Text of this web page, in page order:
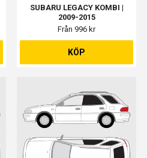
SUBARU LEGACY KOMBI |
2009-2015
Från 996 kr
KÖP